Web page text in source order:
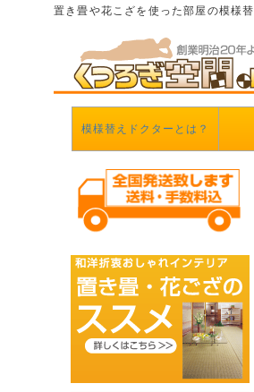
置き畳や花こざを使った部屋の模様
模様替えドクターとは？